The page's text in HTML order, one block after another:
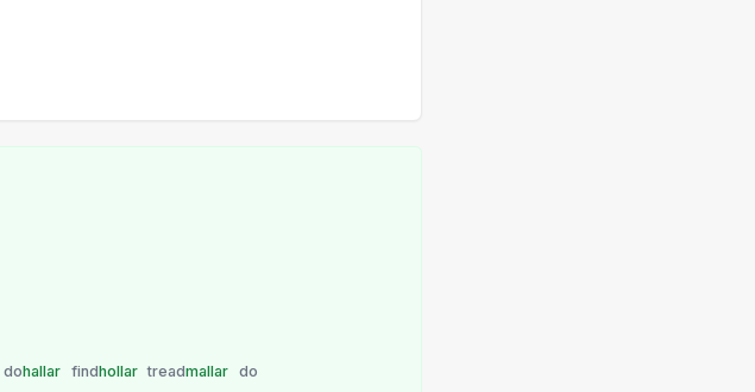
dohallar findhollar treadmallar do